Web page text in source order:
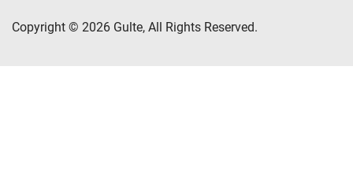
Copyright © 2026 Gulte, All Rights Reserved.